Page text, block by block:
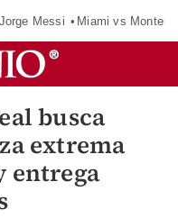
Jorge Messi Miami vs
busca
extrema
entrega